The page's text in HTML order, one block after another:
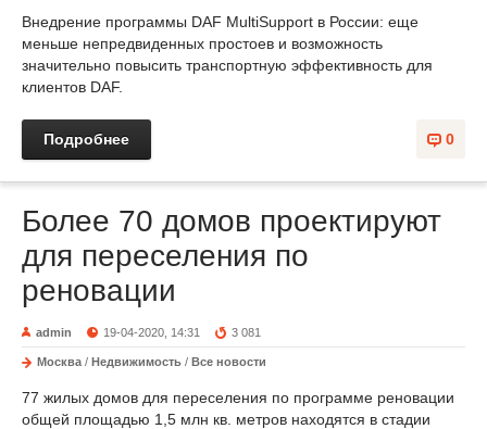
Внедрение программы DAF MultiSupport в России: еще
меньше непредвиденных простоев и возможность
значительно повысить транспортную эффективность для
клиентов DAF.
0
Подробнее
Более 70 домов проектируют
для переселения по
реновации
admin 19-04-2020, 14:31 3 081
Москва / Недвижимость / Все новости
77 жилых домов для переселения по программе реновации
общей площадью 1,5 млн кв. метров находятся в стадии